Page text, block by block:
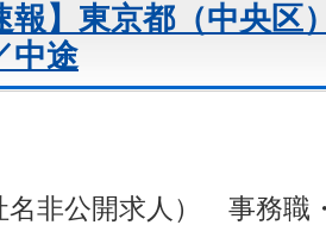
報】東京都（中央区
中途
名非公開求人） 事務